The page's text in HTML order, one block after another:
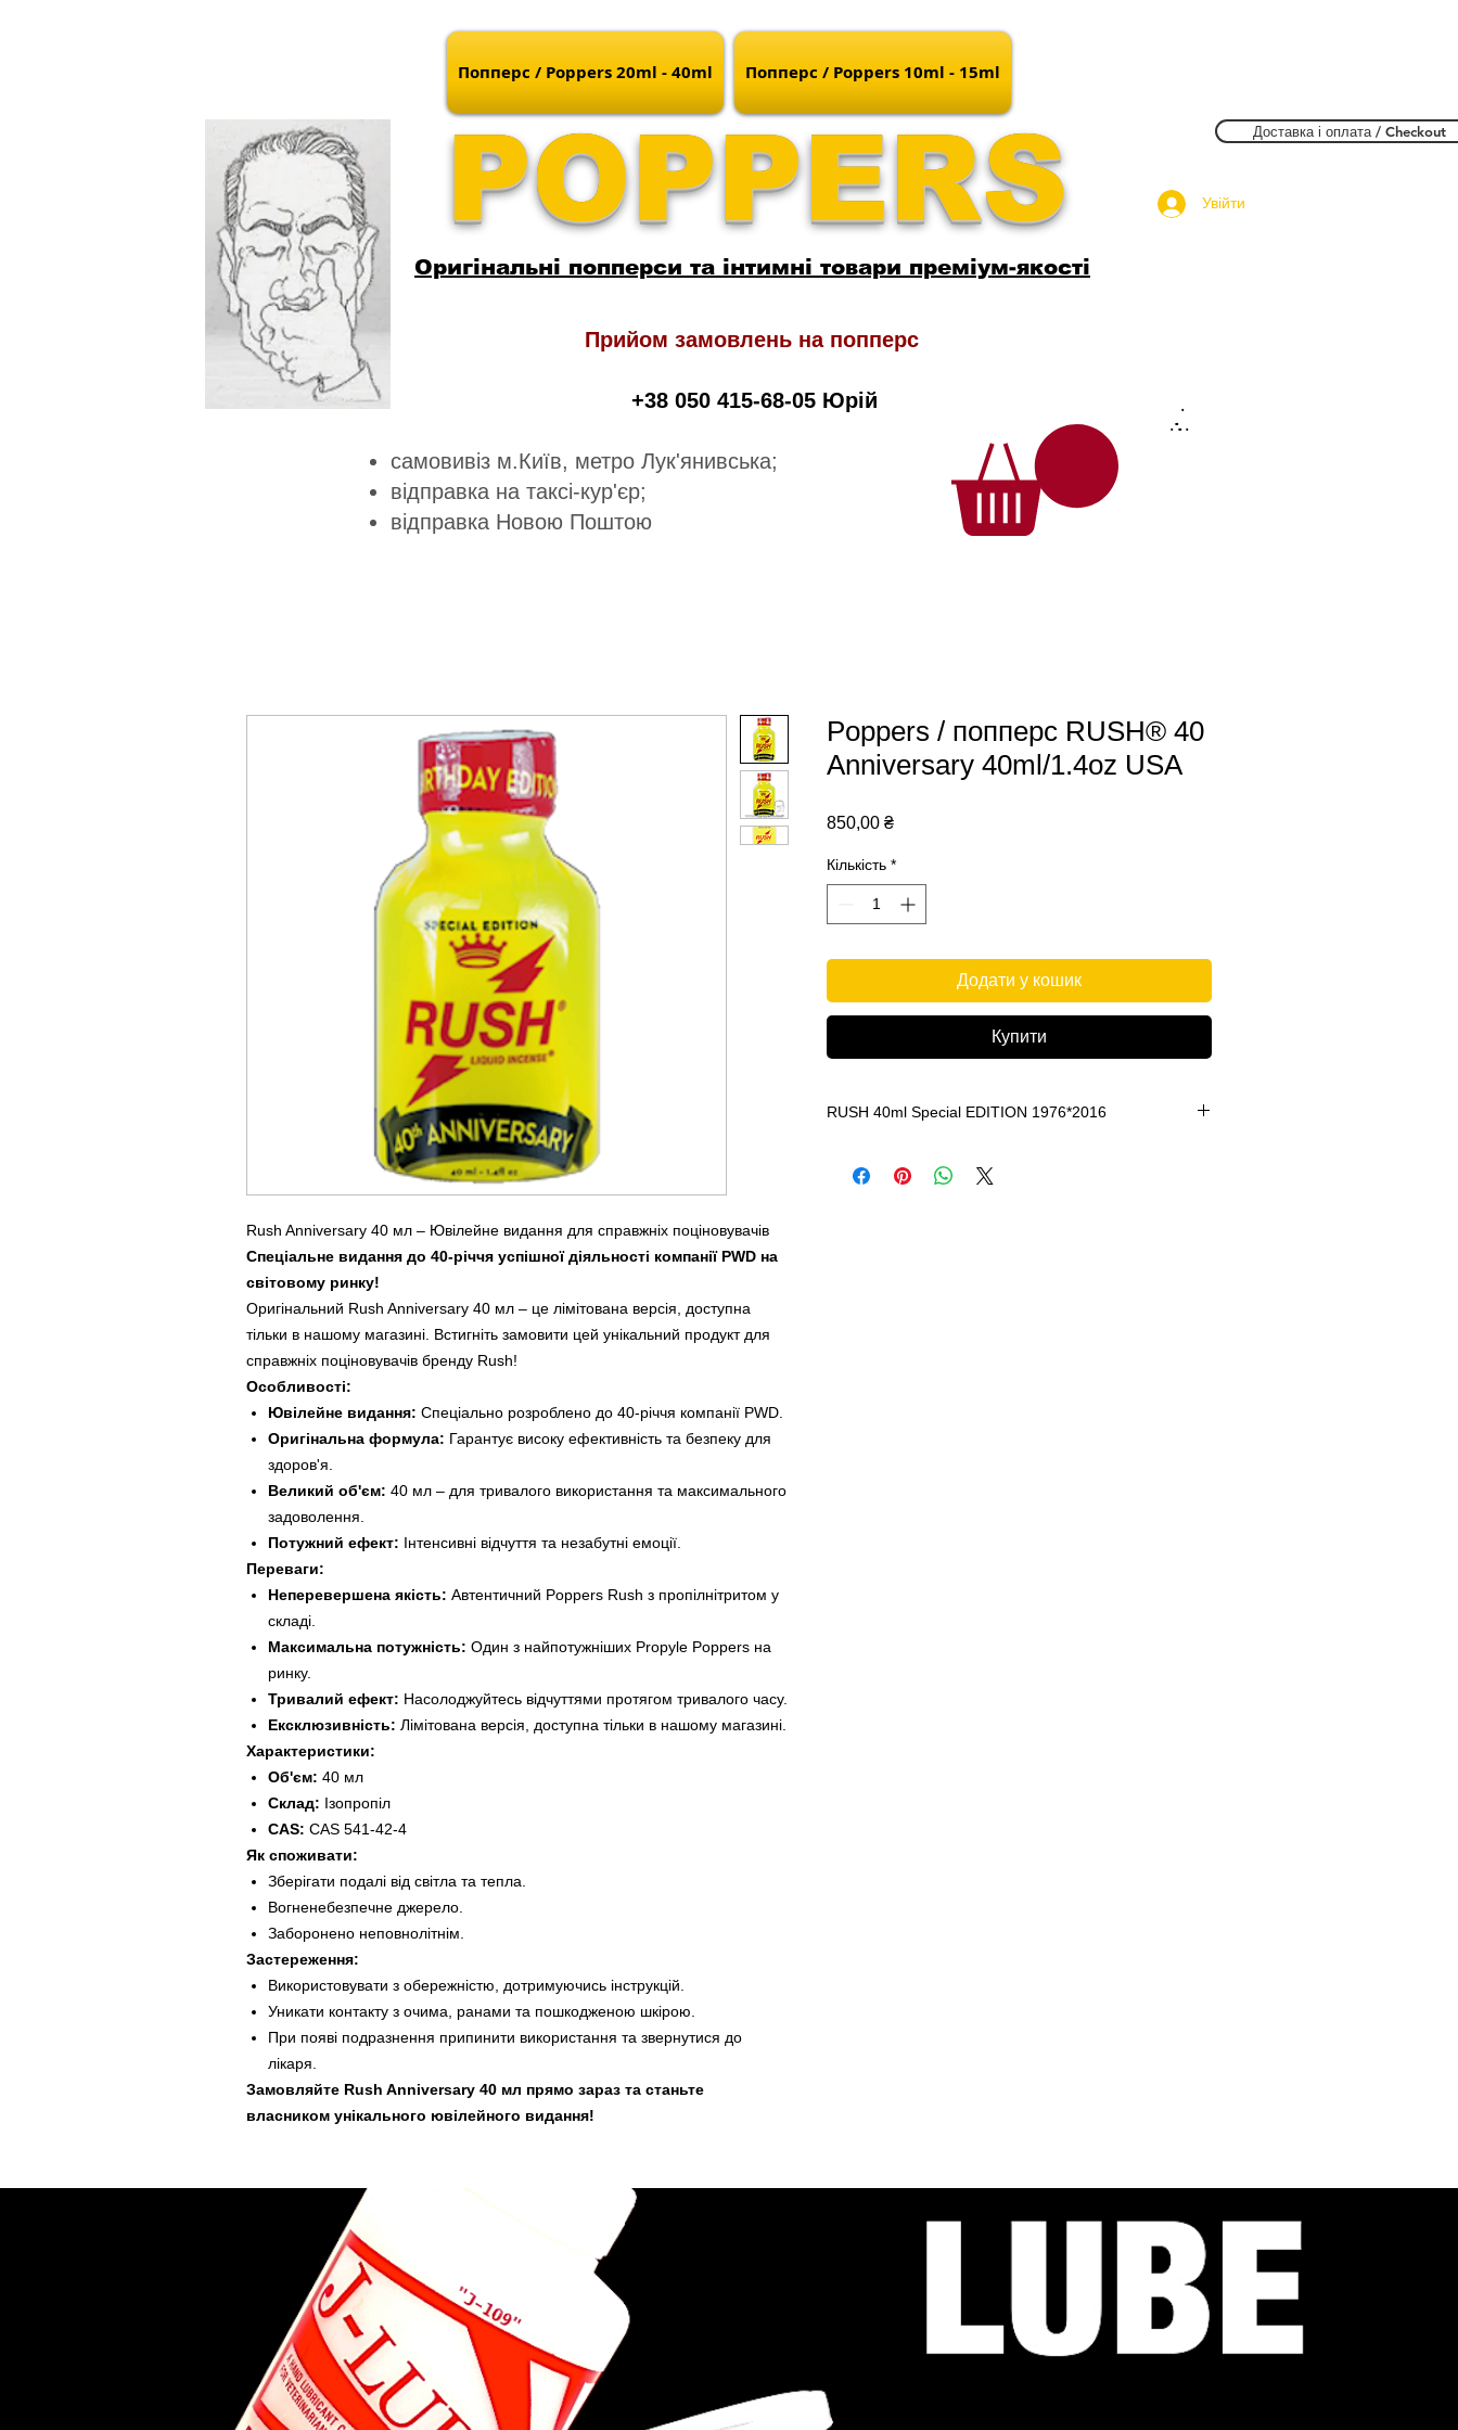
Попперс / Poppers 20ml - 40ml Попперс / Poppers 10ml - 15ml
Доставка і оплата / Checkout
POPPERS Увійти
Оригінальні попперси та інтимні товари преміум-якості
Прийом замовлень на попперс
+38 050 415-68-05 Юрій
самовивіз м.Київ, метро Лук'янивська;
відправка на таксі-кур'єр;
відправка Новою Поштою
.
.
....
.
Rush Anniversary 40 мл – Ювілейне видання для справжніх поціновувачів
Спеціальне видання до 40-річчя успішної діяльності компанії PWD на
світовому ринку!
Оригінальний Rush Anniversary 40 мл – це лімітована версія, доступна
тільки в нашому магазині. Встигніть замовити цей унікальний продукт для
справжніх поціновувачів бренду Rush!
Особливості:
Ювілейне видання: Спеціально розроблено до 40-річчя компанії PWD.
Оригінальна формула: Гарантує високу ефективність та безпеку для
здоров'я.
Великий об'єм: 40 мл – для тривалого використання та максимального
задоволення.
Потужний ефект: Інтенсивні відчуття та незабутні емоції.
Переваги:
Неперевершена якість: Автентичний Poppers Rush з пропілнітритом у
складі.
Максимальна потужність: Один з найпотужніших Propyle Poppers на
ринку.
Тривалий ефект: Насолоджуйтесь відчуттями протягом тривалого часу.
Ексклюзивність: Лімітована версія, доступна тільки в нашому магазині.
Характеристики:
Об'єм: 40 мл
Склад: Ізопропіл
CAS: CAS 541-42-4
Як споживати:
Зберігати подалі від світла та тепла.
Вогненебезпечне джерело.
Заборонено неповнолітнім.
Застереження:
Використовувати з обережністю, дотримуючись інструкцій.
Уникати контакту з очима, ранами та пошкодженою шкірою.
При появі подразнення припинити використання та звернутися до
лікаря.
Замовляйте Rush Anniversary 40 мл прямо зараз та станьте
власником унікального ювілейного видання!
Poppers / попперс RUSH® 40
Anniversary 40ml/1.4oz USA
850,00 ₴Ціна
Кількість *
Додати у кошик
Купити
RUSH 40ml Special EDITION 1976*2016
Украине,экслюзивного попперса RUSH 40ml